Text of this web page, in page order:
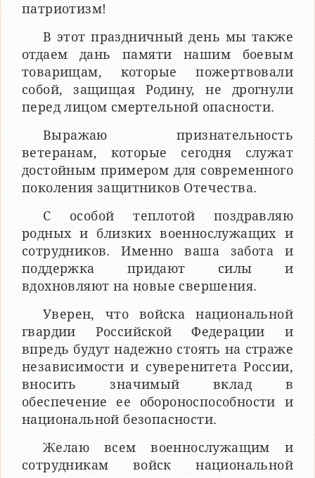
патриотизм!
В этот праздничный день мы также
отдаем дань памяти нашим боевым
товарищам, которые пожертвовали
собой, защищая Родину, не дрогнули
перед лицом смертельной опасности.
Выражаю признательность
ветеранам, которые сегодня служат
достойным примером для современного
поколения защитников Отечества.
С особой теплотой поздравляю
родных и близких военнослужащих и
сотрудников. Именно ваша забота и
поддержка придают силы и
вдохновляют на новые свершения.
Уверен, что войска национальной
гвардии Российской Федерации и
впредь будут надежно стоять на страже
независимости и суверенитета России,
вносить значимый вклад в
обеспечение ее обороноспособности и
национальной безопасности.
Желаю всем военнослужащим и
сотрудникам войск национальной